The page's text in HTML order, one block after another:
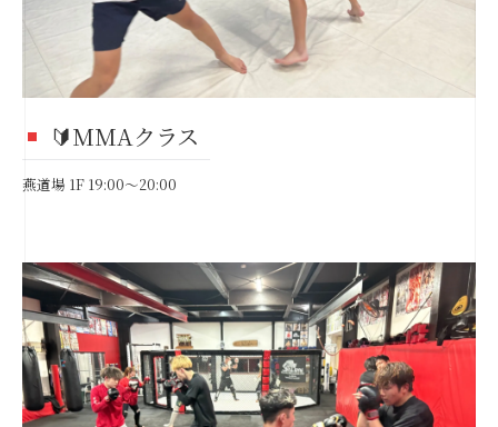
🔰MMAクラス
燕道場 1F 19:00～20:00